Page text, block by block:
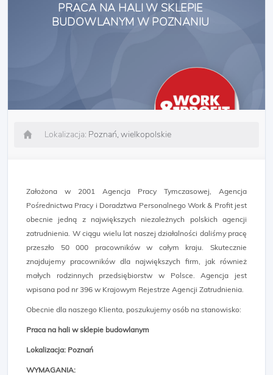
PRACA NA HALI W SKLEPIE
BUDOWLANYM W POZNANIU
Lokalizacja: Poznań, wielkopolskie
Założona w 2001 Agencja Pracy Tymczasowej, Agencja
Pośrednictwa Pracy i Doradztwa Personalnego Work & Profit jest
obecnie jedną z największych niezależnych polskich agencji
zatrudnienia. W ciągu wielu lat naszej działalności daliśmy pracę
przeszło 50 000 pracowników w całym kraju. Skutecznie
znajdujemy pracowników dla największych firm, jak również
małych rodzinnych przedsiębiorstw w Polsce. Agencja jest
wpisana pod nr 396 w Krajowym Rejestrze Agencji Zatrudnienia.
Obecnie dla naszego Klienta, poszukujemy osób na stanowisko:
Praca na hali w sklepie budowlanym
Lokalizacja: Poznań
WYMAGANIA: